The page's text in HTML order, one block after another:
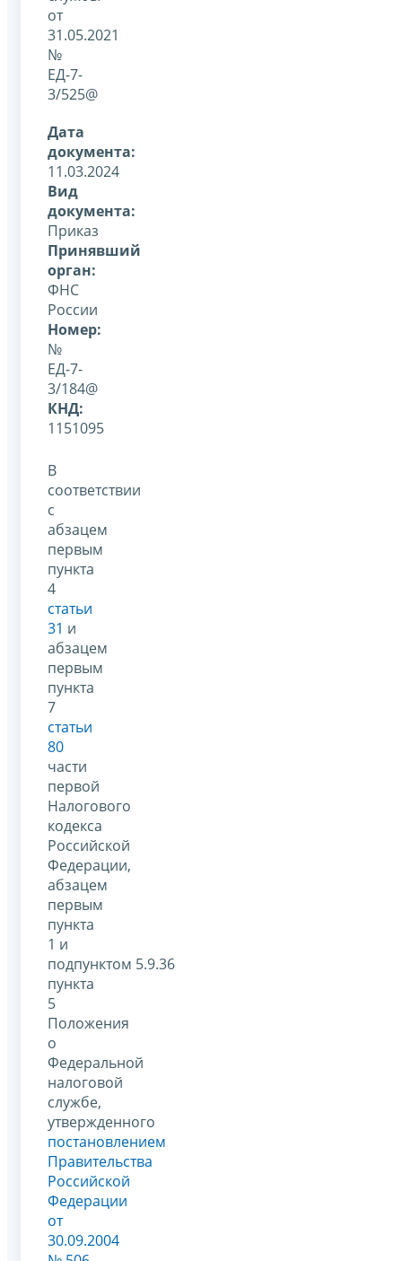
от
31.05.2021
№
ЕД-7-
3/525@
Дата
документа:
11.03.2024
Вид
документа:
Приказ
Принявший
орган:
ФНС
России
Номер:
№
ЕД-7-
3/184@
КНД:
1151095
В
соответствии
с
абзацем
первым
пункта
4
статьи
31 и
абзацем
первым
пункта
7
статьи
80
части
первой
Налогового
кодекса
Российской
Федерации,
абзацем
первым
пункта
1 и
подпунктом 5.9.36
пункта
5
Положения
о
Федеральной
налоговой
службе,
утвержденного
постановлением
Правительства
Российской
Федерации
от
30.09.2004